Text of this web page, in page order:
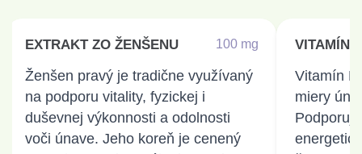
EXTRAKT ZO ŽENŠENU 100 mg
Ženšen pravý je tradične využívaný
na podporu vitality, fyzickej i
duševnej výkonnosti a odolnosti
voči únave. Jeho koreň je cenený
EXTRAKT ZO ŽENŠENU
100 mg
• Prebúdza Vašu fyzickú a duševnú
výkonnosť.
• Je osvedčený na vitalitu a energiu.
• Pomáha budovať odolnosť voči
VITAMÍN
Vitamín
miery
100 mg
•